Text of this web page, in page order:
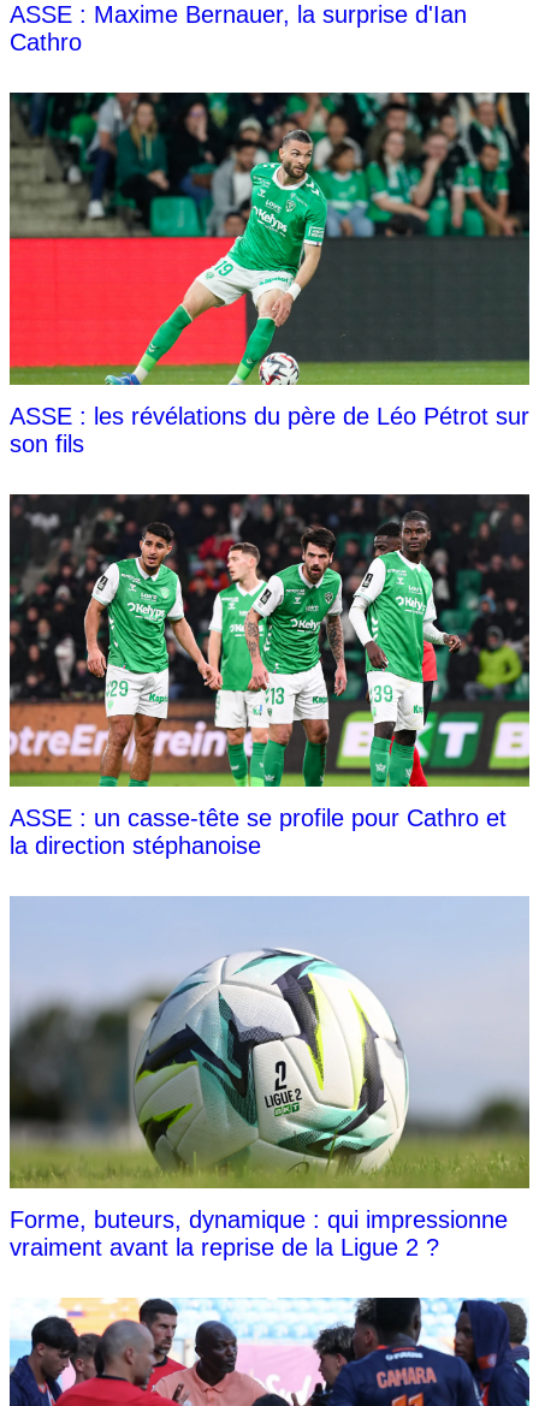
ASSE : Maxime Bernauer, la surprise d'Ian
Cathro
ASSE : les révélations du père de Léo Pétrot sur
son fils
ASSE : un casse-tête se profile pour Cathro et
la direction stéphanoise
Forme, buteurs, dynamique : qui impressionne
vraiment avant la reprise de la Ligue 2 ?